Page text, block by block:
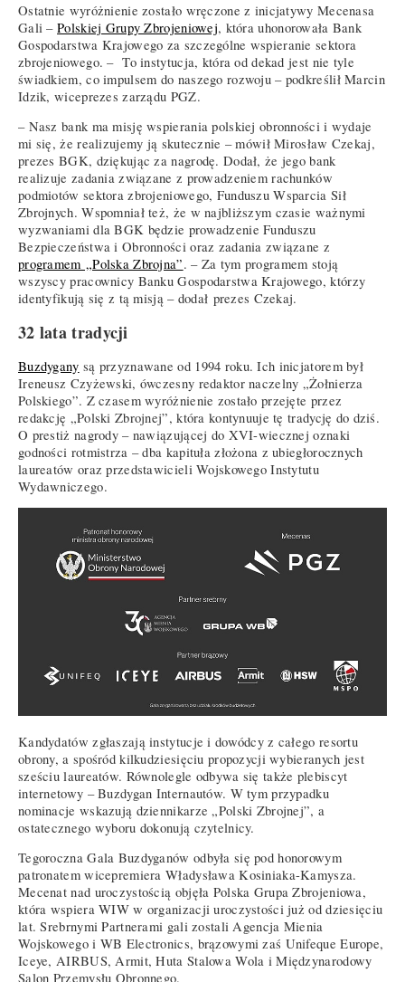
Ostatnie wyróżnienie zostało wręczone z inicjatywy Mecenasa
Gali –Polskiej Grupy Zbrojeniowej, która uhonorowała Bank
Gospodarstwa Krajowego za szczególne wspieranie sektora
zbrojeniowego. – To instytucja, która od dekad jest nie tyle
świadkiem, co impulsem do naszego rozwoju – podkreślił Marcin
Idzik, wiceprezes zarządu PGZ.
– Nasz bank ma misję wspierania polskiej obronności i wydaje
mi się, że realizujemy ją skutecznie – mówił Mirosław Czekaj,
prezes BGK, dziękując za nagrodę. Dodał, że jego bank
realizuje zadania związane z prowadzeniem rachunków
podmiotów sektora zbrojeniowego, Funduszu Wsparcia Sił
Zbrojnych. Wspomniał też, że w najbliższym czasie ważnymi
wyzwaniami dla BGK będzie prowadzenie Funduszu
Bezpieczeństwa i Obronności oraz zadania związane z
programem „Polska Zbrojna”. – Za tym programem stoją
wszyscy pracownicy Banku Gospodarstwa Krajowego, którzy
identyfikują się z tą misją – dodał prezes Czekaj.
32 lata tradycji
Buzdygany są przyznawane od 1994 roku. Ich inicjatorem był
Ireneusz Czyżewski, ówczesny redaktor naczelny „Żołnierza
Polskiego”. Z czasem wyróżnienie zostało przejęte przez
redakcję „Polski Zbrojnej”, która kontynuuje tę tradycję do dziś.
O prestiż nagrody – nawiązującej do XVI-wiecznej oznaki
godności rotmistrza – dba kapituła złożona z ubiegłorocznych
laureatów oraz przedstawicieli Wojskowego Instytutu
Wydawniczego.
Kandydatów zgłaszają instytucje i dowódcy z całego resortu
obrony, a spośród kilkudziesięciu propozycji wybieranych jest
sześciu laureatów. Równolegle odbywa się także plebiscyt
internetowy – Buzdygan Internautów. W tym przypadku
nominacje wskazują dziennikarze „Polski Zbrojnej”, a
ostatecznego wyboru dokonują czytelnicy.
Tegoroczna Gala Buzdyganów odbyła się pod honorowym
patronatem wicepremiera Władysława Kosiniaka-Kamysza.
Mecenat nad uroczystością objęła Polska Grupa Zbrojeniowa,
która wspiera WIW w organizacji uroczystości już od dziesięciu
lat. Srebrnymi Partnerami gali zostali Agencja Mienia
Wojskowego i WB Electronics, brązowymi zaś Unifeque Europe,
Iceye, AIRBUS, Armit, Huta Stalowa Wola i Międzynarodowy
Salon Przemysłu Obronnego.